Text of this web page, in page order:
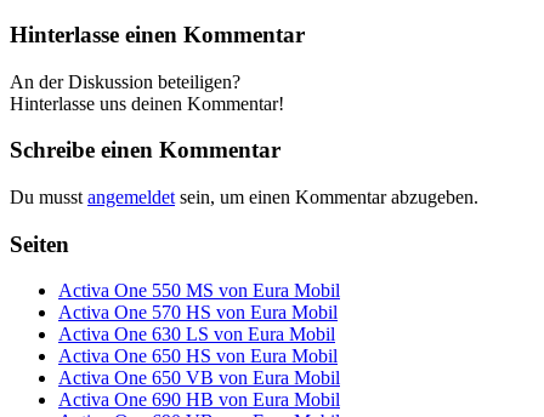
Hinterlasse einen Kommentar
An der Diskussion beteiligen?
Hinterlasse uns deinen Kommentar!
Schreibe einen Kommentar
Du musst angemeldet sein, um einen Kommentar abzugeben.
Seiten
Activa One 550 MS von Eura Mobil
Activa One 570 HS von Eura Mobil
Activa One 630 LS von Eura Mobil
Activa One 650 HS von Eura Mobil
Activa One 650 VB von Eura Mobil
Activa One 690 HB von Eura Mobil